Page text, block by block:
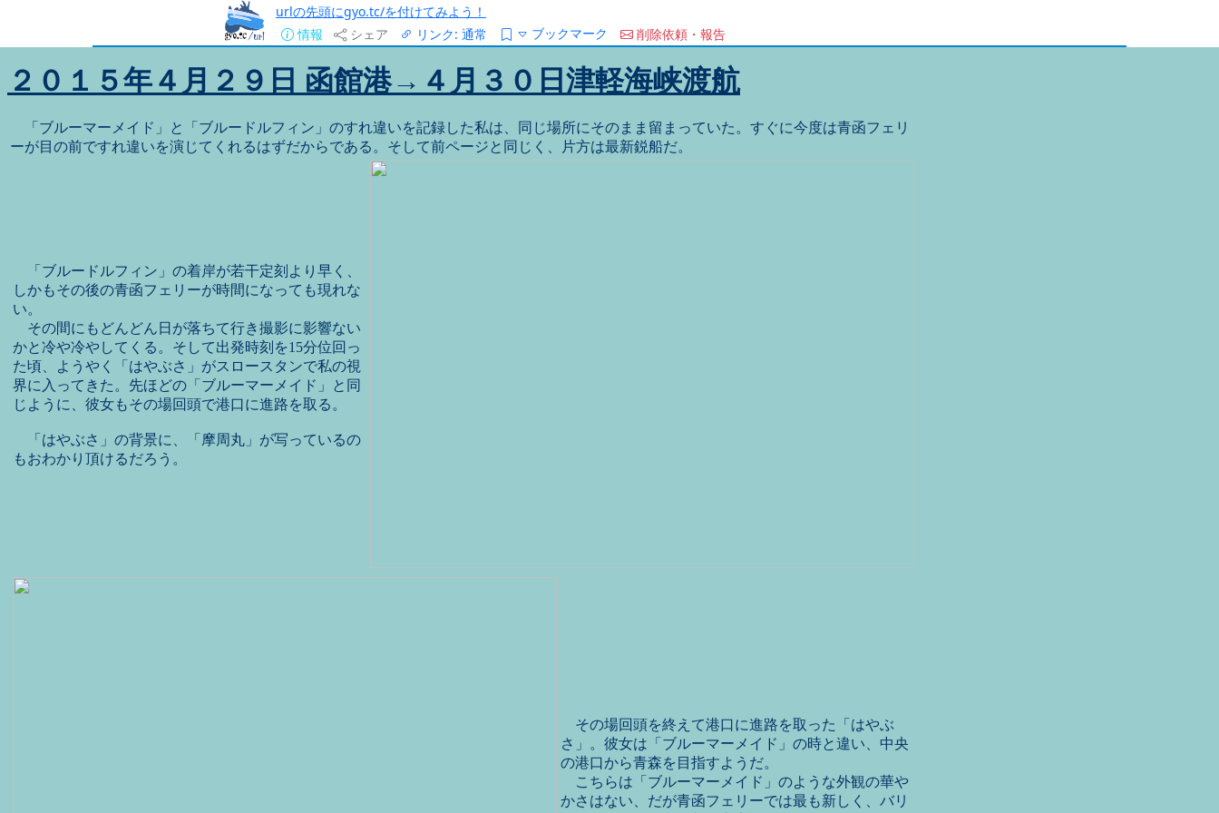
urlの先頭にgyo.tc/を付けてみよう！
情報
シェア リンク: 通常 ブックマーク 削除依頼・報告